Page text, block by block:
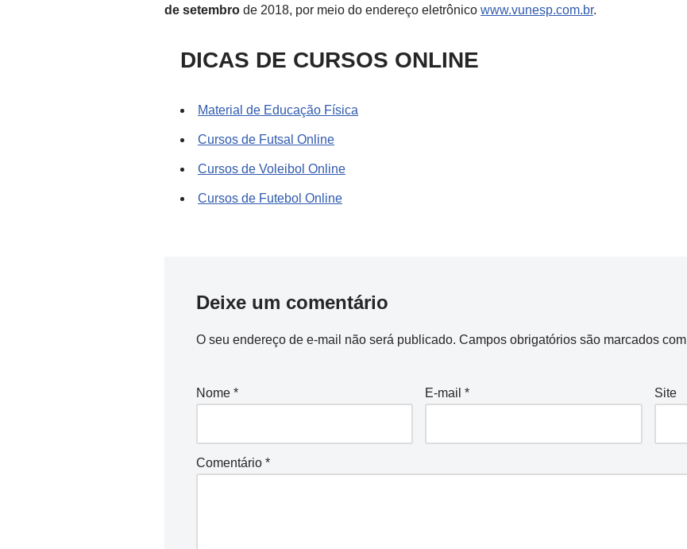
de setembro de 2018, por meio do endereço eletrônico www.vunesp.com.br.
DICAS DE CURSOS ONLINE
Material de Educação Física
Cursos de Futsal Online
Cursos de Voleibol Online
Cursos de Futebol Online
Deixe um comentário
O seu endereço de e-mail não será publicado. Campos obrigatórios são marcados com
Nome * E-mail* Site
Comentário *